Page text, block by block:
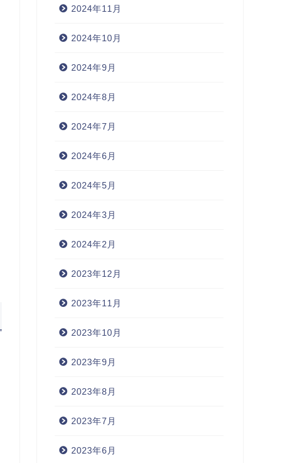
2024年11月
2024年10月
2024年9月
2024年8月
2024年7月
2024年6月
2024年5月
2024年3月
2024年2月
2023年12月
2023年11月
2023年10月
2023年9月
2023年8月
2023年7月
2023年6月